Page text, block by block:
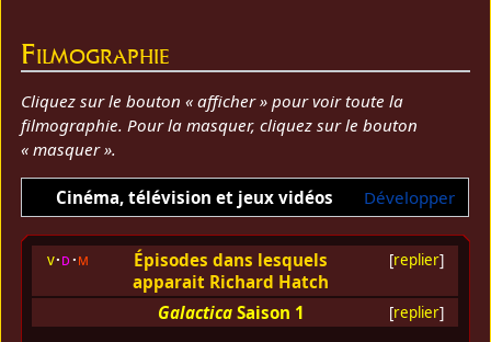
Filmographie
Cliquez sur le bouton « afficher » pour voir toute la
filmographie. Pour la masquer, cliquez sur le bouton
« masquer ».
Développer
Cinéma, télévision et jeux vidéos
[replier]
v d m
Épisodes dans lesquels
apparait Richard Hatch
[replier]
Galactica Saison 1